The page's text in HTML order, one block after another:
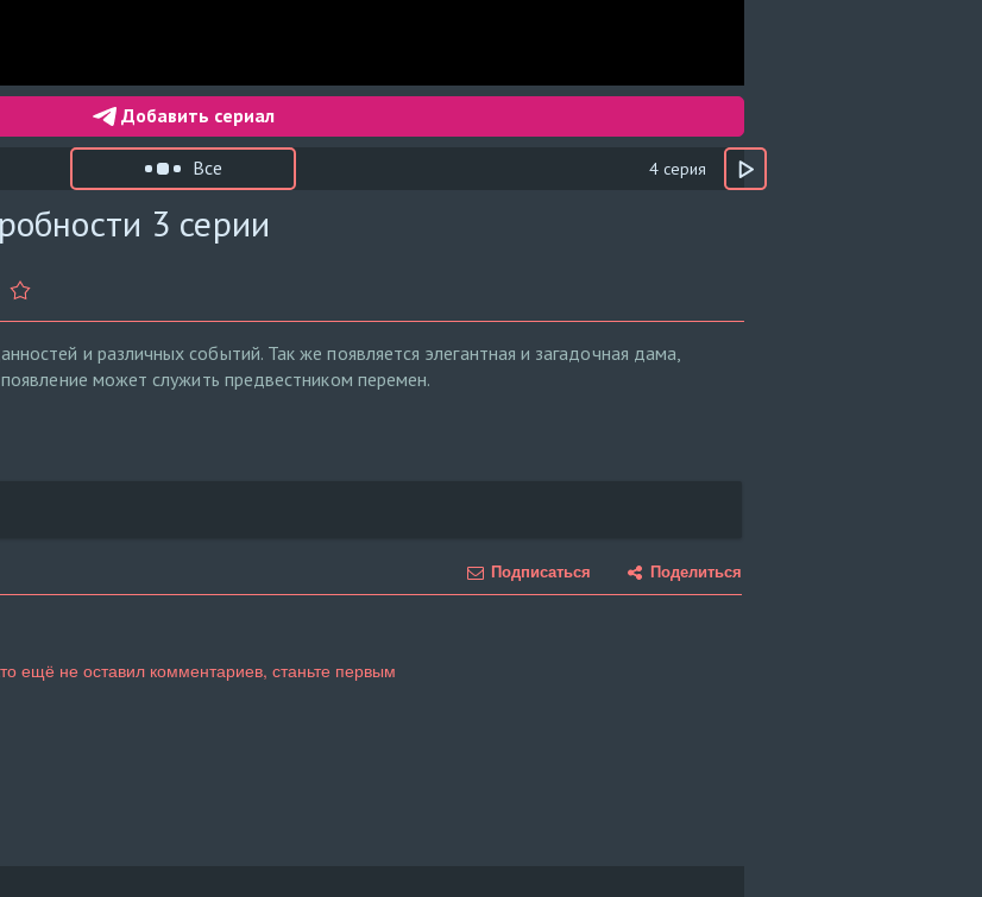
Добавить сериал
Все 4 серия
3 серии
и различных событий. Так же появляется элегантная и загадочная дама,
может служить предвестником перемен.
Подписаться Поделиться